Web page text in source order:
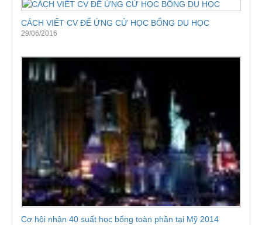
CÁCH VIẾT CV ĐỂ ỨNG CỬ HỌC BỔNG DU HỌC
29/06/2016
Cơ hội nhận 40 suất học bổng toàn phần tại Mỹ 2014